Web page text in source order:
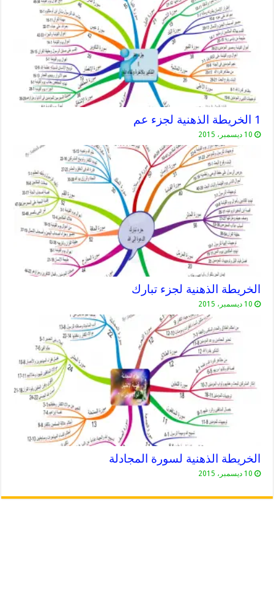
1 الخريطة الذهنية لجزء عم
10 ديسمبر، 2015
الخريطة الذهنية لجزء تبارك
10 ديسمبر، 2015
الخريطة الذهنية لسورة المجادلة
10 ديسمبر، 2015